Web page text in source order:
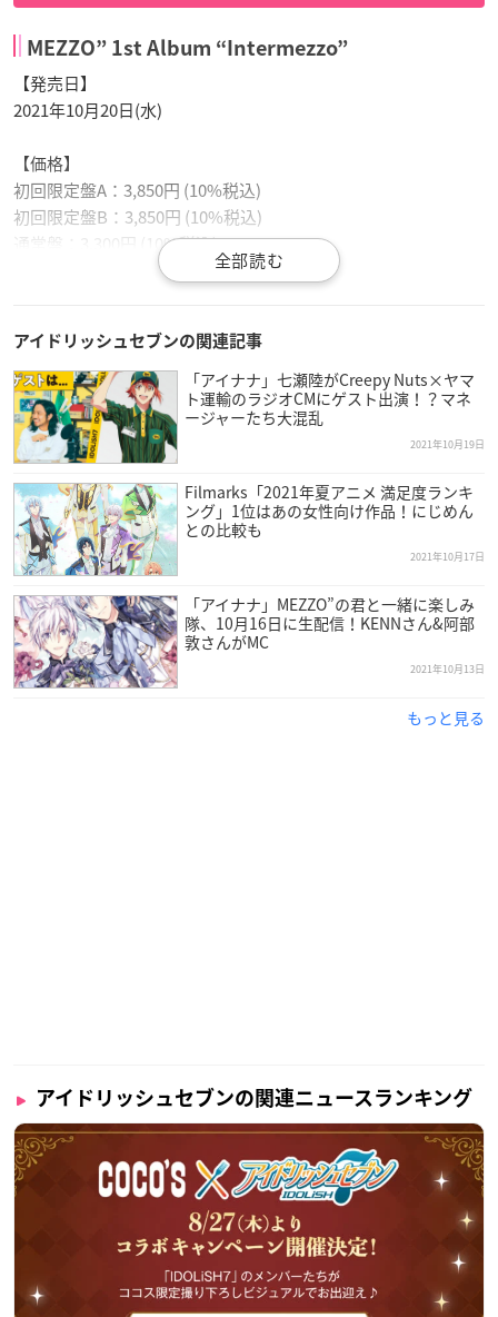
MEZZO” 1st Album “Intermezzo”
【発売日】
2021年10月20日(水)
【価格】
初回限定盤A：3,850円 (10%税込)
初回限定盤B：3,850円 (10%税込)
通常盤：3,300円 (10%税込)
アニメイトで購入
楽天ブックスで購入
初回限定盤B：CD / ダウンロードカード (新曲1 壮五ソロver. 収
録)
アニメイトで購入
楽天ブックスで購入
通常盤：CD
アニメイトで購入
楽天ブックスで購入
【収録曲】
作詞：松藤量平 作曲：さかいゆう 編曲：Renato Iwai
09. Dear Butterfly
作詞：真崎エリカ 作曲・編曲：渡邉俊彦
10. Forever Note
作詞：Saku 作曲：叶人・八巻俊介 編曲：八巻俊介
アイドリッシュセブンの関連記事
「アイナナ」七瀬陸がCreepy Nuts×ヤマ
ト運輸のラジオCMにゲスト出演！？マネ
ージャーたち大混乱
2021年10月19日
Filmarks「2021年夏アニメ 満足度ランキ
ング」1位はあの女性向け作品！にじめん
との比較も
2021年10月17日
「アイナナ」MEZZO”の君と一緒に楽しみ
隊、10月16日に生配信！KENNさん&阿部
敦さんがMC
2021年10月13日
もっと見る
アイドリッシュセブンの関連ニュースランキング